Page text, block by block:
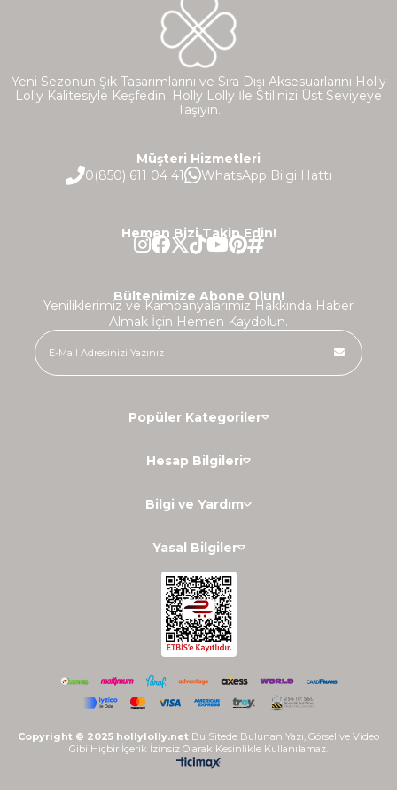
Yeni Sezonun Şık Tasarımlarını ve Sıra Dışı Aksesuarlarını Holly
Lolly Kalitesiyle Keşfedin. Holly Lolly İle Stilinizi Üst Seviyeye
Taşıyın.
Müşteri Hizmetleri
0(850) 611 04 41
WhatsApp Bilgi Hattı
Hemen Bizi Takip Edin!
Bültenimize Abone Olun!
Yeniliklerimiz ve Kampanyalarımız Hakkında Haber
Almak İçin Hemen Kaydolun.
Popüler Kategoriler
Hesap Bilgileri
Bilgi ve Yardım
Yasal Bilgiler
Copyright © 2025 hollylolly.net Bu Sitede Bulunan Yazı, Görsel ve Video
Gibi Hiçbir İçerik İzinsiz Olarak Kesinlikle Kullanılamaz.